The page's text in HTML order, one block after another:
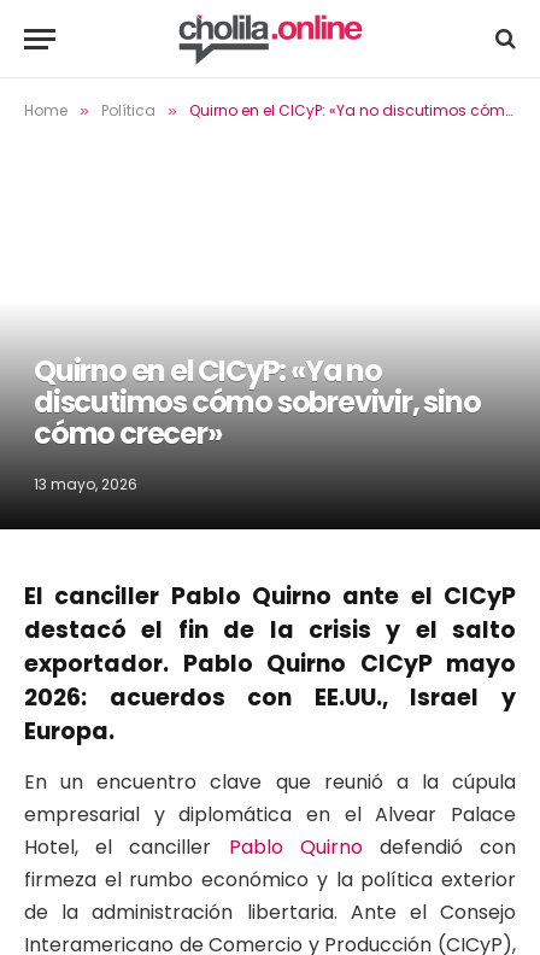
Home » Política » Quirno en el CICyP: «Ya no discutimos cómo sobrevivir, sino cómo crecer»
Quirno en el CICyP: «Ya no
discutimos cómo sobrevivir, sino
cómo crecer»
13 mayo, 2026
El canciller Pablo Quirno ante el CICyP
destacó el fin de la crisis y el salto
exportador. Pablo Quirno CICyP mayo
2026: acuerdos con EE.UU., Israel y
Europa.
En un encuentro clave que reunió a la cúpula
empresarial y diplomática en el Alvear Palace
Hotel, el canciller Pablo Quirnodefendió con
firmeza el rumbo económico y la política exterior
de la administración libertaria. Ante el Consejo
Interamericano de Comercio y Producción (CICyP),